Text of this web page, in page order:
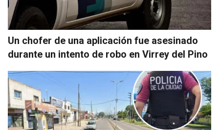
Un chofer de una aplicación fue asesinado
durante un intento de robo en Virrey del Pino